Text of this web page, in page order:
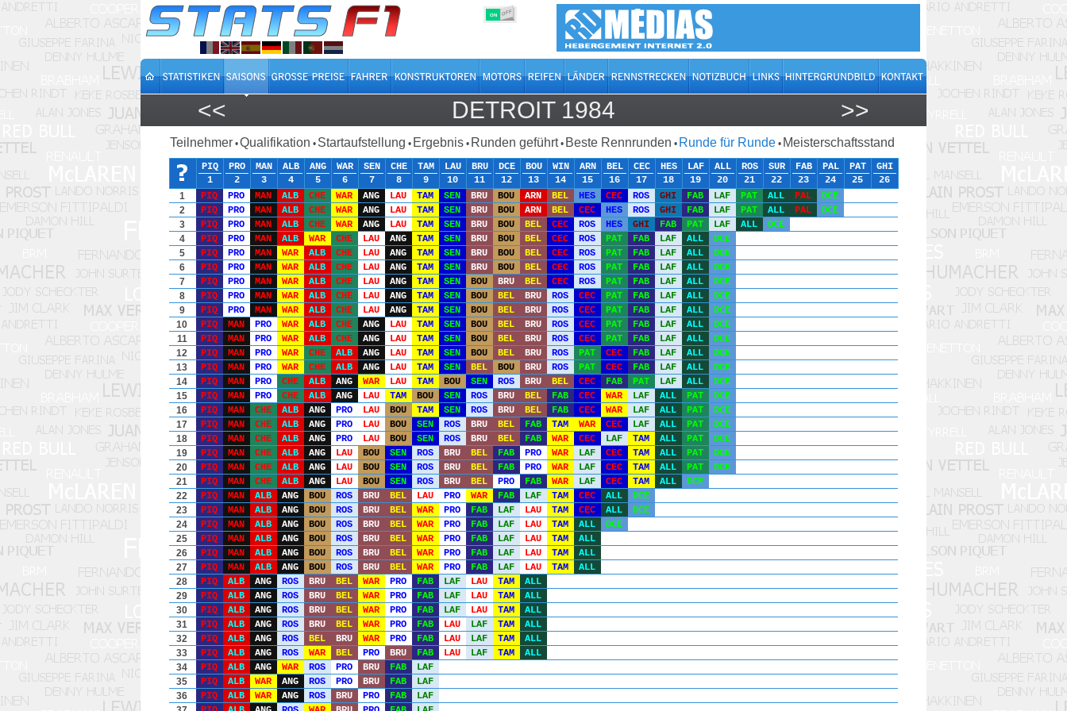
ON OFF
<< DETROIT 1984 >>
Teilnehmer •Qualifikation • Startaufstellung • Ergebnis • Runden geführt • Beste Rennrunden • Runde für Runde • Meisterschaftsstand
PIQ
1
PRO
2
MAN
3
ALB
4
ANG
5
WAR
6
SEN
7
CHE
8
TAM
9
LAU
10
BRU
11
DCE
12
BOU
13
WIN
14
ARN
15
BEL
16
CEC
17
HES
18
LAF
19
ALL
20
ROS
21
SUR
22
FAB
23
PAL
24
PAT
25
GHI
26
1
PIQ PRO MAN ALB CHE WAR ANG LAU TAM SEN BRU BOU ARN BEL HES CEC ROS GHI FAB LAF PAT ALL PAL
DCE
2
PIQ PRO MAN ALB CHE WAR ANG LAU TAM SEN BRU BOU ARN BEL CEC HES ROS GHI FAB LAF PAT ALL PAL
DCE
3
PIQ PRO MAN ALB CHE WAR ANG LAU TAM SEN BRU BOU BEL CEC ROS HES GHI FAB PAT LAF ALL
DCE
4
PIQ PRO MAN ALB WAR CHE LAU ANG TAM SEN BRU BOU BEL CEC ROS PAT FAB LAF ALL
DCE
5
PIQ PRO MAN WAR ALB CHE LAU ANG TAM SEN BRU BOU BEL CEC ROS PAT FAB LAF ALL
DCE
6
PIQ PRO MAN WAR ALB CHE LAU ANG TAM SEN BRU BOU BEL CEC ROS PAT FAB LAF ALL
DCE
7
PIQ PRO MAN WAR ALB CHE LAU ANG TAM SEN BOU BRU BEL CEC ROS PAT FAB LAF ALL
DCE
8
PIQ PRO MAN WAR ALB CHE LAU ANG TAM SEN BOU BEL BRU ROS CEC PAT FAB LAF ALL
DCE
9
PIQ PRO MAN WAR ALB CHE LAU ANG TAM SEN BOU BEL BRU ROS CEC PAT FAB LAF ALL
DCE
10
PIQ MAN PRO WAR ALB CHE ANG LAU TAM SEN BOU BEL BRU ROS CEC PAT FAB LAF ALL
DCE
11
PIQ MAN PRO WAR ALB CHE ANG LAU TAM SEN BOU BEL BRU ROS CEC PAT FAB LAF ALL
DCE
12
PIQ MAN PRO WAR CHE ALB ANG LAU TAM SEN BOU BEL BRU ROS PAT CEC FAB LAF ALL
DCE
13
PIQ MAN PRO WAR CHE ALB ANG LAU TAM SEN BEL BOU BRU ROS PAT CEC FAB LAF ALL
DCE
14
PIQ MAN PRO CHE ALB ANG WAR LAU TAM BOU SEN ROS BRU BEL CEC FAB PAT LAF ALL
DCE
15
PIQ MAN PRO CHE ALB ANG LAU TAM BOU SEN ROS BRU BEL FAB CEC WAR LAF ALL PAT
DCE
16
PIQ MAN CHE ALB ANG PRO LAU BOU TAM SEN ROS BRU BEL FAB CEC WAR LAF ALL PAT
DCE
17
PIQ MAN CHE ALB ANG PRO LAU BOU SEN ROS BRU BEL FAB TAM WAR CEC LAF ALL PAT
DCE
18
PIQ MAN CHE ALB ANG PRO LAU BOU SEN ROS BRU BEL FAB WAR CEC LAF TAM ALL PAT
DCE
19
PIQ MAN CHE ALB ANG LAU BOU SEN ROS BRU BEL FAB PRO WAR LAF CEC TAM ALL PAT
DCE
20
PIQ MAN CHE ALB ANG LAU BOU SEN ROS BRU BEL FAB PRO WAR LAF CEC TAM ALL PAT
DCE
21
PIQ MAN CHE ALB ANG LAU BOU SEN ROS BRU BEL PRO FAB WAR LAF CEC TAM ALL
DCE
22
PIQ MAN ALB ANG BOU ROS BRU BEL LAU PRO WAR FAB LAF TAM CEC ALL
DCE
23
PIQ MAN ALB ANG BOU ROS BRU BEL WAR PRO FAB LAF LAU TAM CEC ALL
DCE
24
PIQ MAN ALB ANG BOU ROS BRU BEL WAR PRO FAB LAF LAU TAM ALL
DCE
25
PIQ MAN ALB ANG BOU ROS BRU BEL WAR PRO FAB LAF LAU TAM
ALL
26
PIQ MAN ALB ANG BOU ROS BRU BEL WAR PRO FAB LAF LAU TAM
ALL
27
PIQ MAN ALB ANG BOU ROS BRU BEL WAR PRO FAB LAF LAU TAM
ALL
28
PIQ ALB ANG ROS BRU BEL WAR PRO FAB LAF LAU TAM
ALL
29
PIQ ALB ANG ROS BRU BEL WAR PRO FAB LAF LAU TAM
ALL
30
PIQ ALB ANG ROS BRU BEL WAR PRO FAB LAF LAU TAM
ALL
31
PIQ ALB ANG ROS BRU BEL WAR PRO FAB LAU LAF TAM
ALL
32
PIQ ALB ANG ROS BEL BRU WAR PRO FAB LAU LAF TAM
ALL
33
PIQ ALB ANG ROS WAR BEL PRO BRU FAB LAU LAF TAM
ALL
34
PIQ ALB ANG WAR ROS PRO BRU FAB
LAF
35
PIQ ALB WAR ANG ROS PRO BRU FAB
LAF
36
PIQ ALB WAR ANG ROS BRU PRO FAB
LAF